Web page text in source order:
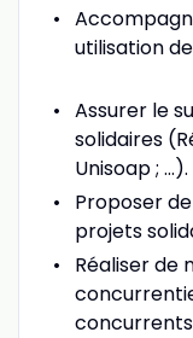
utilisation
Assurer le
solidaires
Unisoap ; …).
Proposer
projets
Réaliser de